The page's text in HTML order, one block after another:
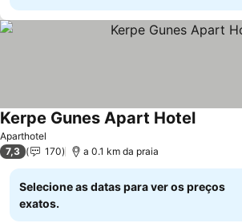
Aparthotel
Kerpe Gunes Apart HotelVer
7,3 170 a 0.1 km da praia
Selecione as datas para ver os preços
exatos.